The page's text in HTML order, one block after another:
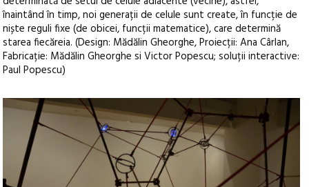
înaintând în timp, noi generații de celule sunt create, în funcție de
niște reguli fixe (de obicei, funcții matematice), care determină
starea fiecăreia. (Design: Mădălin Gheorghe, Proiecții: Ana Cârlan,
Fabricație: Mădălin Gheorghe si Victor Popescu; soluții interactive:
Paul Popescu)